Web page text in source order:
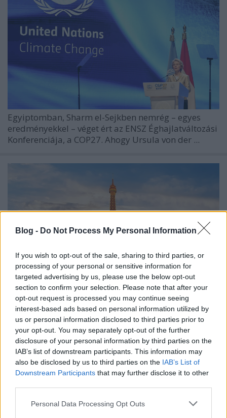
Blog - Do Not Process My Personal Information
If you wish to opt-out of the sale, sharing to third parties, or
processing of your personal or sensitive information for
targeted advertising by us, please use the below opt-out
section to confirm your selection. Please note that after your
opt-out request is processed you may continue seeing
interest-based ads based on personal information utilized by
us or personal information disclosed to third parties prior to
your opt-out. You may separately opt-out of the further
disclosure of your personal information by third parties on the
IAB’s list of downstream participants. This information may
also be disclosed by us to third parties on the IAB’s List of
Downstream Participants that may further disclose it to other
Please note that this website/app uses one or more Google
Personal Data Processing Opt Outs
Egyiptomban, Sharm el-Sejkben nemrég – egyes
eredményekkel – véget ért az ENSZ Éghajlatváltozási
Konferenciája, a COP27. Ahogy Ursula von der ...
Két évvel Párizs után – a munka nem
állt meg
Európa Pont •2018. február 06.